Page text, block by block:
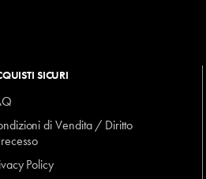
SICURI
di Vendita / Diritto
Policy